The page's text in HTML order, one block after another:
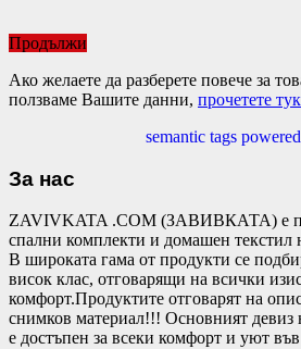
Продължи
Ако желаете да разберете повече за
ползваме Вашите данни, прочетете тук
semantic tags
За нас
ZAVIVKATA .COM (ЗАВИВКАТА) е
спални комплекти и домашен
В широката гама от продукти се
висок клас, отговарящи на всички
комфорт.Продуктите отговарят на
снимков материал!!! Основният
е достъпен за всеки комфорт и уют